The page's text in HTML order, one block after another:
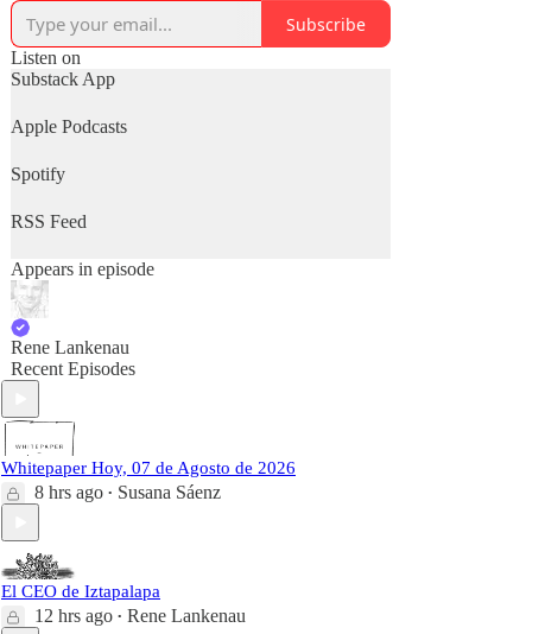
Subscribe
Listen on
Substack App
Apple Podcasts
Spotify
RSS Feed
Appears in episode
Rene Lankenau
Recent Episodes
Whitepaper Hoy, 07 de Agosto de 2026
8 hrs ago • Susana Sáenz
El CEO de Iztapalapa
12 hrs ago • Rene Lankenau